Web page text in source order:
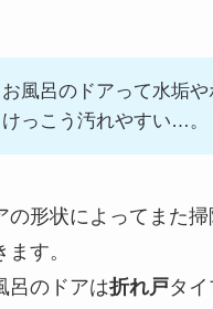
お風呂のドアって水垢
けっこう汚れやすい…。
の形状によってまた掃
す。
呂のドアは折れ戸タイ